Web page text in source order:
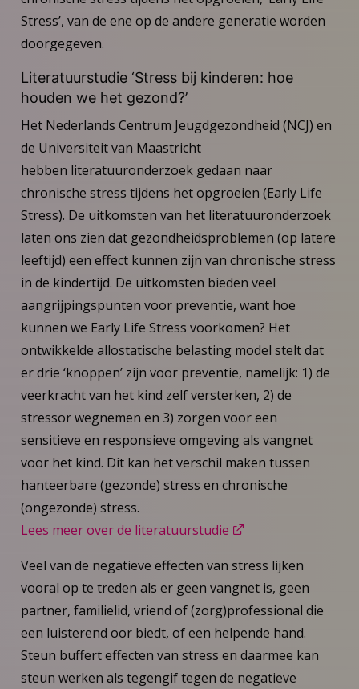
Stress’, van de ene op de andere generatie worden
doorgegeven.
Literatuurstudie ‘Stress bij kinderen: hoe
houden we het gezond?’
Het Nederlands Centrum Jeugdgezondheid (NCJ) en
de Universiteit van Maastricht
hebben literatuuronderzoek gedaan naar
chronische stress tijdens het opgroeien (Early Life
Stress). De uitkomsten van het literatuuronderzoek
laten ons zien dat gezondheidsproblemen (op latere
leeftijd) een effect kunnen zijn van chronische stress
in de kindertijd. De uitkomsten bieden veel
aangrijpingspunten voor preventie, want hoe
kunnen we Early Life Stress voorkomen? Het
ontwikkelde allostatische belasting model stelt dat
er drie ‘knoppen’ zijn voor preventie, namelijk: 1) de
veerkracht van het kind zelf versterken, 2) de
stressor wegnemen en 3) zorgen voor een
sensitieve en responsieve omgeving als vangnet
voor het kind. Dit kan het verschil maken tussen
hanteerbare (gezonde) stress en chronische
(ongezonde) stress.
Lees meer over de literatuurstudie
Veel van de negatieve effecten van stress lijken
vooral op te treden als er geen vangnet is, geen
partner, familielid, vriend of (zorg)professional die
een luisterend oor biedt, of een helpende hand.
Steun buffert effecten van stress en daarmee kan
steun werken als tegengif tegen de negatieve